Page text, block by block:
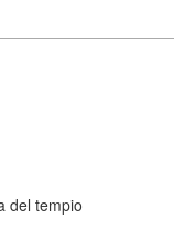
del tempio